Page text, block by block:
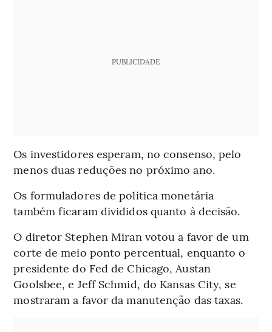
PUBLICIDADE
Os investidores esperam, no consenso, pelo
menos duas reduções no próximo ano.
Os formuladores de política monetária
também ficaram divididos quanto à decisão.
O diretor Stephen Miran votou a favor de um
corte de meio ponto percentual, enquanto o
presidente do Fed de Chicago, Austan
Goolsbee, e Jeff Schmid, do Kansas City, se
mostraram a favor da manutenção das taxas.